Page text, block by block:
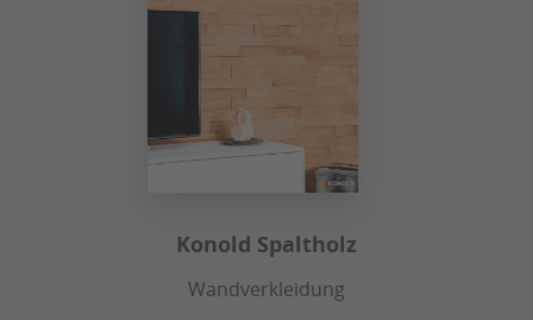
Konold Spaltholz
Wandverkleidung